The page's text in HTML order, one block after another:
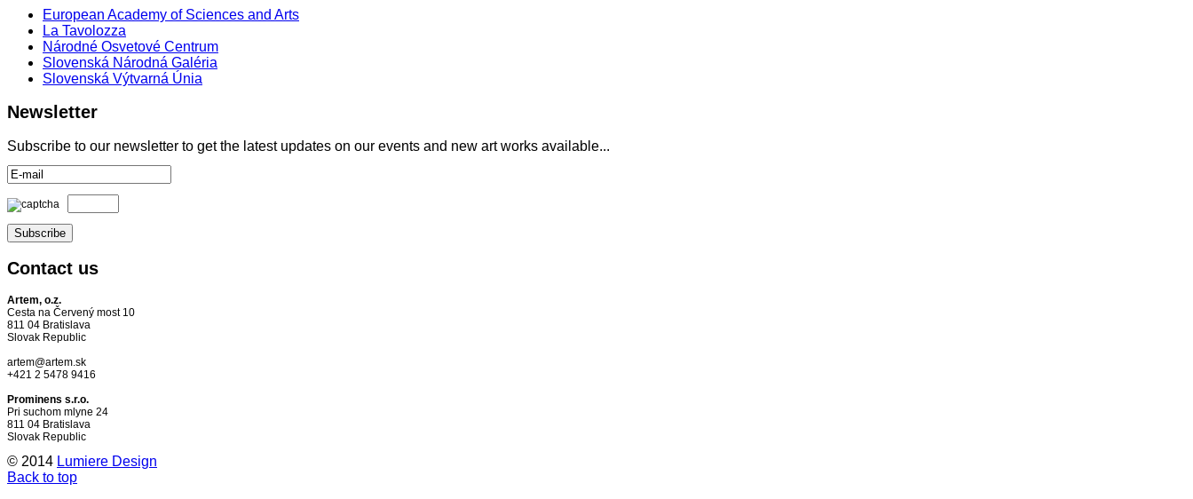
European Academy of Sciences and Arts
La Tavolozza
Národné Osvetové Centrum
Slovenská Národná Galéria
Slovenská Výtvarná Únia
Newsletter
Subscribe to our newsletter to get the latest updates on our events and new art works available...
Contact us
Artem, o.z.
Cesta na Červený most 10
811 04 Bratislava
Slovak Republic
artem@artem.sk
+421 2 5478 9416
Prominens s.r.o.
Pri suchom mlyne 24
811 04 Bratislava
Slovak Republic
© 2014 Lumiere Design
Back to top